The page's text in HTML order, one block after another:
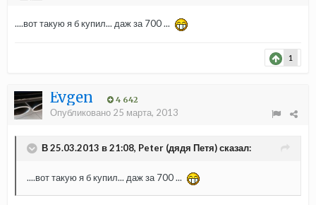
....вот такую я б купил... даж за 700 ...
1
Evgen 4 642
Опубликовано 25 марта, 2013
В 25.03.2013 в 21:08, Peter (дядя Петя) сказал:
....вот такую я б купил... даж за 700 ...